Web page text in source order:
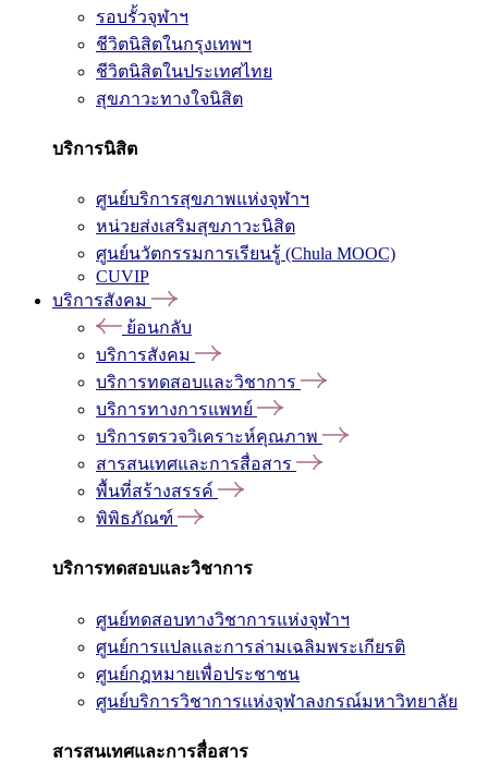
รอบรั้วจุฬาฯ
ชีวิตนิสิตในกรุงเทพฯ
ชีวิตนิสิตในประเทศไทย
สุขภาวะทางใจนิสิต
บริการนิสิต
ศูนย์บริการสุขภาพแห่งจุฬาฯ
หน่วยส่งเสริมสุขภาวะนิสิต
ศูนย์นวัตกรรมการเรียนรู้ (Chula MOOC)
CUVIP
บริการสังคม
ย้อนกลับ
บริการสังคม
บริการทดสอบและวิชาการ
บริการทางการแพทย์
บริการตรวจวิเคราะห์คุณภาพ
สารสนเทศและการสื่อสาร
พื้นที่สร้างสรรค์
พิพิธภัณฑ์
บริการทดสอบและวิชาการ
ศูนย์ทดสอบทางวิชาการแห่งจุฬาฯ
ศูนย์การแปลและการล่ามเฉลิมพระเกียรติ
ศูนย์กฎหมายเพื่อประชาชน
ศูนย์บริการวิชาการแห่งจุฬาลงกรณ์มหาวิทยาลัย
สารสนเทศและการสื่อสาร